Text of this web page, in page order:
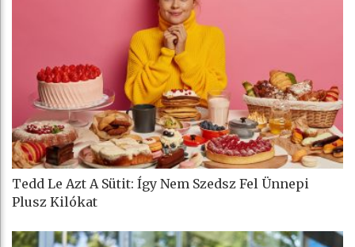
Tedd Le Azt A Sütit: Így Nem Szedsz Fel Ünnepi
Plusz Kilókat